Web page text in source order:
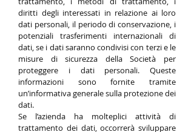
diritti degli interessati in relazione ai loro
dati personali, il periodo di conservazione, i
potenziali trasferimenti internazionali di
dati, se i dati saranno condivisi con terzi e le
misure di sicurezza della Società per
proteggere i dati personali. Queste
informazioni sono fornite tramite
un’informativa generale sulla protezione dei
dati.
Se l’azienda ha molteplici attività di
trattamento dei dati, occorrerà sviluppare